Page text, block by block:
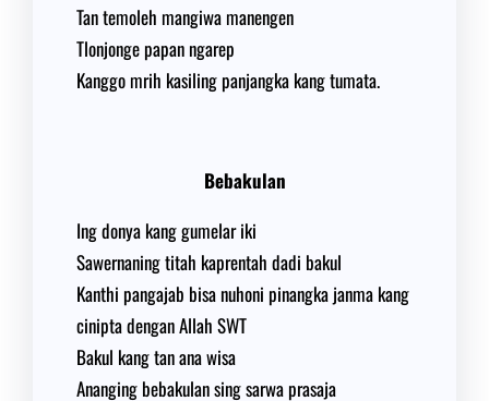
Tan temoleh mangiwa manengen
Tlonjonge papan ngarep
Kanggo mrih kasiling panjangka kang tumata.
Bebakulan
Ing donya kang gumelar iki
Sawernaning titah kaprentah dadi bakul
Kanthi pangajab bisa nuhoni pinangka janma kang
cinipta dengan Allah SWT
Bakul kang tan ana wisa
Ananging bebakulan sing sarwa prasaja